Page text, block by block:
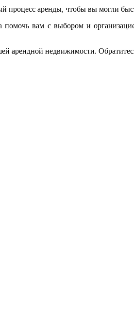
процесс аренды, чтобы вы могли
помочь вам с выбором и
арендной недвижимости.